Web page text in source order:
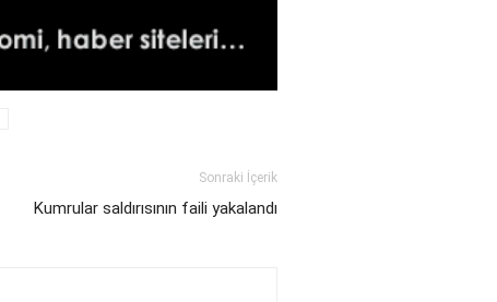
Sonraki İçerik
Kumrular saldırısının faili yakalandı